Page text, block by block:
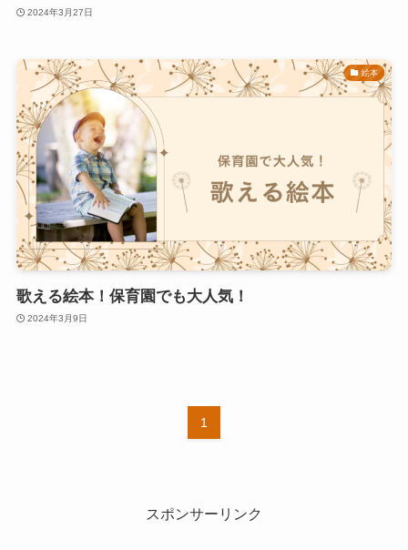
2024年3月27日
絵本
歌える絵本！保育園でも大人気！
2024年3月9日
1
スポンサーリンク